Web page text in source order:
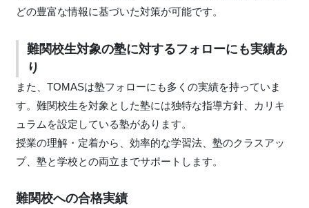
どの豊富な情報に基づいた対策が可能です。
難関校生対象の塾に対するフォローにも実績あ
り
また、TOMASは塾フォローにも多くの実績を持っていま
す。難関校生を対象とした塾には独特な指導方針、カリキ
ュラムを設定している塾があります。
授業の理解・定着から、効率的な学習法、塾のクラスアッ
プ、塾と学校との両立までサポートします。
難関校への合格実績